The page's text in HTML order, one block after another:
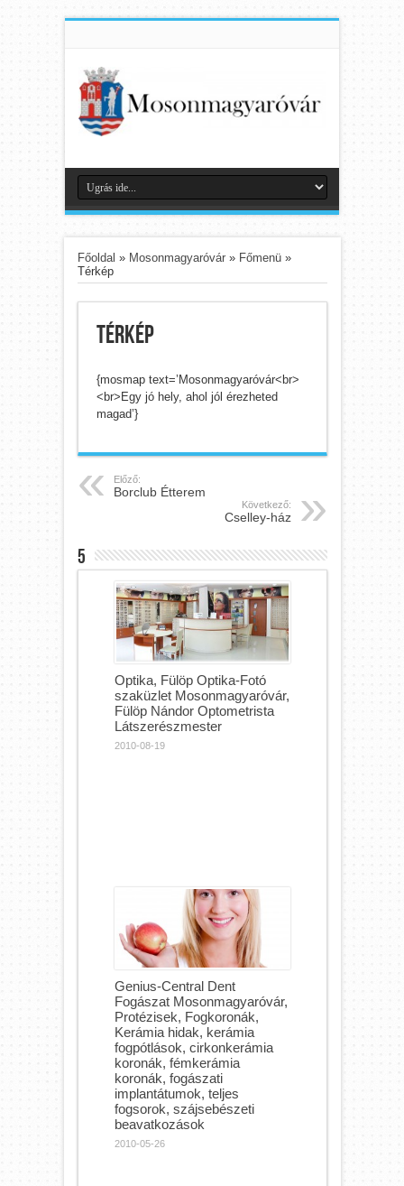
Főoldal » Mosonmagyaróvár» Főmenü»
Térkép
Térkép
{mosmap text=’Mosonmagyaróvár<br>
<br>Egy jó hely, ahol jól érezheted
magad’}
Előző:
Borclub Étterem
Következő:
Cselley-ház
5
Optika, Fülöp Optika-Fotó
szaküzlet Mosonmagyaróvár,
Fülöp Nándor Optometrista
Látszerészmester
2010-08-19
Genius-Central Dent
Fogászat Mosonmagyaróvár,
Protézisek, Fogkoronák,
Kerámia hidak, kerámia
fogpótlások, cirkonkerámia
koronák, fémkerámia
koronák, fogászati
implantátumok, teljes
fogsorok, szájsebészeti
beavatkozások
2010-05-26